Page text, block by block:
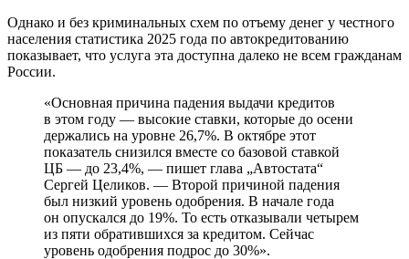
Однако и без криминальных схем по отъему денег у честного
населения статистика 2025 года по автокредитованию
показывает, что услуга эта доступна далеко не всем гражданам
России.
«Основная причина падения выдачи кредитов
в этом году — высокие ставки, которые до осени
держались на уровне 26,7%. В октябре этот
показатель снизился вместе со базовой ставкой
ЦБ — до 23,4%, — пишет глава „Автостата“
Сергей Целиков. — Второй причиной падения
был низкий уровень одобрения. В начале года
он опускался до 19%. То есть отказывали четырем
из пяти обратившихся за кредитом. Сейчас
уровень одобрения подрос до 30%».